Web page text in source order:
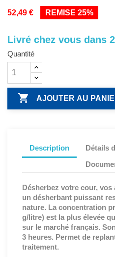
52,49 €
REMISE 25%
Livré chez vous dans
Quantité
 AJOUTER AU
Description
Détails
Désherbez votre cour, vos
un désherbant puissant
nature. La concentration
g/litre) est la plus élevée
sur le marché français.
3 heures. Permet de
traitement.